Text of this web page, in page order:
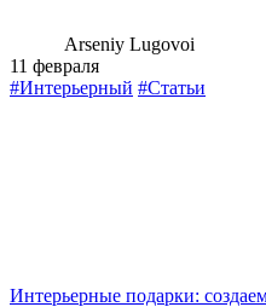
Arseniy Lugovoi
11 февраля
#Интерьерный #Статьи
Интерьерные подарки: